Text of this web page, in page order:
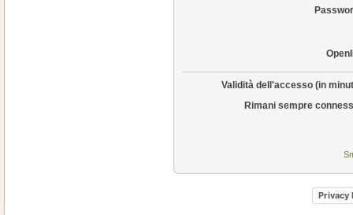
Validità dell'accesso (in
Rimani sempre
Privacy